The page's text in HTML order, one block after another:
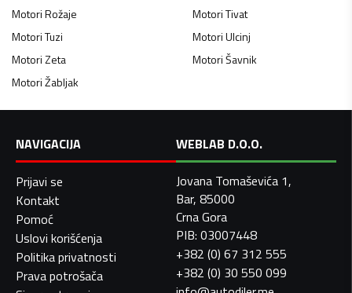
MotoriRožaje MotoriTivat
MotoriTuzi MotoriUlcinj
MotoriZeta MotoriŠavnik
MotoriŽabljak
NAVIGACIJA
Prijavi se
Kontakt
Pomoć
Uslovi korišćenja
Politika privatnosti
Prava potrošača
WEBLAB D.O.O.
Jovana Tomaševića 1,
Bar, 85000
Crna Gora
PIB: 03007448
+382 (0) 67 312 555
+382 (0) 30 550 099